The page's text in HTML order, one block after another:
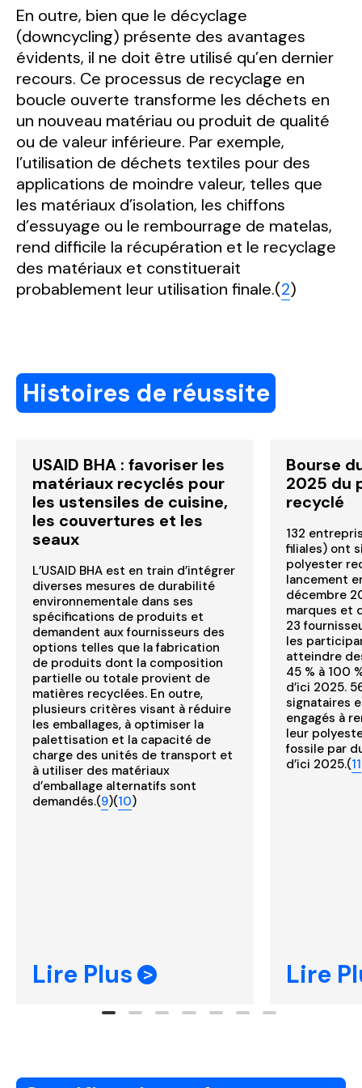
En outre, bien que le décyclage
(downcycling) présente des avantages
évidents, il ne doit être utilisé qu’en dernier
recours. Ce processus de recyclage en
boucle ouverte transforme les déchets en
un nouveau matériau ou produit de qualité
ou de valeur inférieure. Par exemple,
l’utilisation de déchets textiles pour des
applications de moindre valeur, telles que
les matériaux d’isolation, les chiffons
d’essuyage ou le rembourrage de matelas,
rend difficile la récupération et le recyclage
des matériaux et constituerait
probablement leur utilisation finale.(2)
Histoires de réussite
USAID BHA : favoriser les
matériaux recyclés pour
les ustensiles de cuisine,
les couvertures et les
seaux
L’USAID BHA est en train d’intégrer
diverses mesures de durabilité
environnementale dans ses
spécifications de produits et
demandent aux fournisseurs des
options telles que la fabrication
de produits dont la composition
partielle ou totale provient de
matières recyclées. En outre,
plusieurs critères visant à réduire
les emballages, à optimiser la
palettisation et la capacité de
charge des unités de transport et
à utiliser des matériaux
d’emballage alternatifs sont
demandés.(9)(10)
Lire Plus
Bourse
2025 du
recyclé
132
filiales) ont
polyester
lancement
décembre
marques et
23
les
atteindre
45 % à 100
d’ici 2025.
signataires
engagés à
leur
fossile par
d’ici 2025.(11
Lire